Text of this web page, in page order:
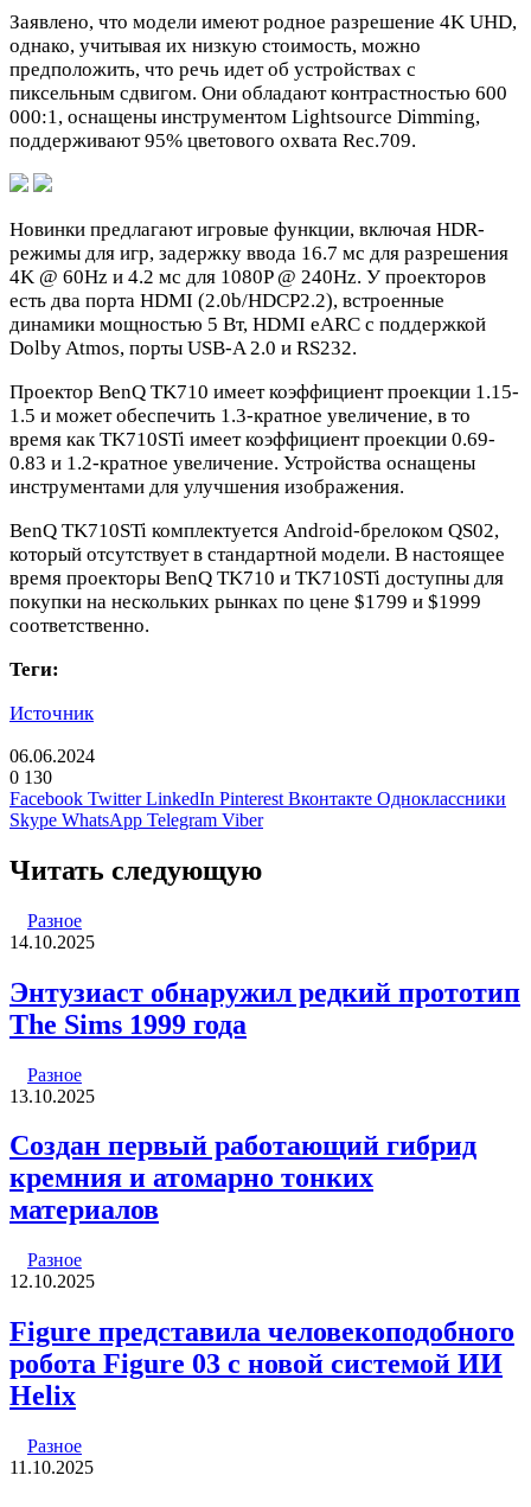
Заявлено, что модели имеют родное разрешение 4K UHD,
однако, учитывая их низкую стоимость, можно
предположить, что речь идет об устройствах с
пиксельным сдвигом. Они обладают контрастностью 600
000:1, оснащены инструментом Lightsource Dimming,
поддерживают 95% цветового охвата Rec.709.
Новинки предлагают игровые функции, включая HDR-
режимы для игр, задержку ввода 16.7 мс для разрешения
4K @ 60Hz и 4.2 мс для 1080P @ 240Hz. У проекторов
есть два порта HDMI (2.0b/HDCP2.2), встроенные
динамики мощностью 5 Вт, HDMI eARC с поддержкой
Dolby Atmos, порты USB-A 2.0 и RS232.
Проектор BenQ TK710 имеет коэффициент проекции 1.15-
1.5 и может обеспечить 1.3-кратное увеличение, в то
время как TK710STi имеет коэффициент проекции 0.69-
0.83 и 1.2-кратное увеличение. Устройства оснащены
инструментами для улучшения изображения.
BenQ TK710STi комплектуется Android-брелоком QS02,
который отсутствует в стандартной модели. В настоящее
время проекторы BenQ TK710 и TK710STi доступны для
покупки на нескольких рынках по цене $1799 и $1999
соответственно.
Теги:
Источник
06.06.2024
0 130
Facebook Twitter LinkedIn Pinterest Вконтакте Одноклассники
Skype WhatsApp Telegram Viber
Читать следующую
Разное
14.10.2025
Энтузиаст обнаружил редкий прототип
The Sims 1999 года
Разное
13.10.2025
Создан первый работающий гибрид
кремния и атомарно тонких
материалов
Разное
12.10.2025
Figure представила человекоподобного
робота Figure 03 с новой системой ИИ
Helix
Разное
11.10.2025